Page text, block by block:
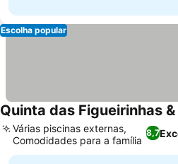
Escolha popular
Quinta das Figueirinhas
8,7
Várias piscinas externas,
Comodidades para a família